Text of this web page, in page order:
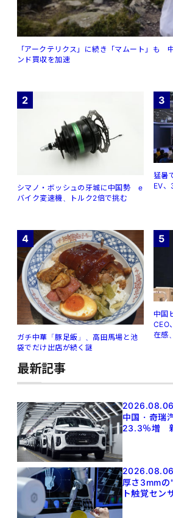
「アークテリクス」に続き「マムート」も
ンド買収を加速
2
シマノ・ボッシュの牙城に中国勢 e
バイク変速機、トルク2倍で挑む
3
猛暑
EV
4
ガチ中華「豚足飯」、高田馬場と池
袋でだけ出店が続く謎
5
中国
CEO
在感
最新記事
2026.08.06
中国・奇瑞
23.3％増
2026.08.06
厚さ3mm
ト触覚セン